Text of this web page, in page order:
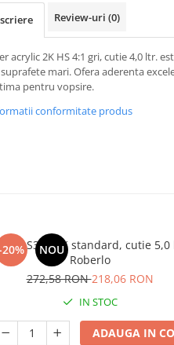
Review-uri (0)
acrylic 2K HS 4:1 gri, cutie 4,0 ltr.
mari. Ofera aderenta
pentru vopsire.
conformitate produs
NOU
S322 2K standard, cutie 5,0
Roberlo
272,58 RON218,06 RON
IN STOC
ADAUGA IN